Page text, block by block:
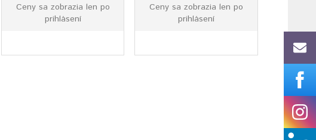
Ceny sa zobrazia len po
prihlásení
Ceny sa zobrazia len po
prihlásení